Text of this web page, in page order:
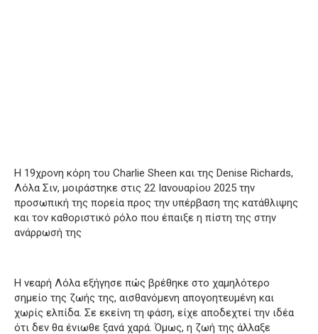
Η 19χρονη κόρη του Charlie Sheen και της Denise Richards,
Λόλα Σιν, μοιράστηκε στις 22 Ιανουαρίου 2025 την
προσωπική της πορεία προς την υπέρβαση της κατάθλιψης
και τον καθοριστικό ρόλο που έπαιξε η πίστη της στην
ανάρρωσή της
Η νεαρή Λόλα εξήγησε πώς βρέθηκε στο χαμηλότερο
σημείο της ζωής της, αισθανόμενη απογοητευμένη και
χωρίς ελπίδα. Σε εκείνη τη φάση, είχε αποδεχτεί την ιδέα
ότι δεν θα ένιωθε ξανά χαρά. Όμως, η ζωή της άλλαξε